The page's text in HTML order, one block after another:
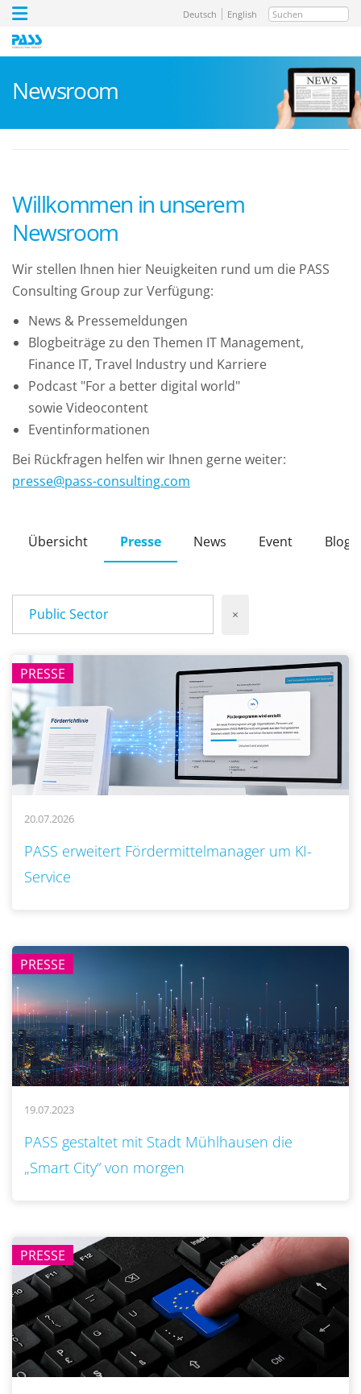
Suchen
Deutsch English
Newsroom
Willkommen in unserem
Newsroom
Wir stellen Ihnen hier Neuigkeiten rund um die PASS
Consulting Group zur Verfügung:
News & Pressemeldungen
Blogbeiträge zu den Themen IT Management,
Finance IT, Travel Industry und Karriere
Podcast "For a better digital world"
sowie Videocontent
Eventinformationen
Bei Rückfragen helfen wir Ihnen gerne weiter:
presse@pass-consulting.com
Übersicht Presse News Event Blog
Public Sector ×
PRESSE
20.07.2026
PASS erweitert Fördermittelmanager um KI-
Service
PRESSE
19.07.2023
PASS gestaltet mit Stadt Mühlhausen die
„Smart City“ von morgen
PRESSE